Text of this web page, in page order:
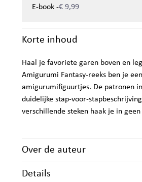
E-book -€ 9,99
Korte inhoud
Haal je favoriete garen boven en
Amigurumi Fantasy-reeks ben je
amigurumifiguurtjes. De patronen
duidelijke stap-voor-
verschillende steken haak je in
Over de auteur
Details